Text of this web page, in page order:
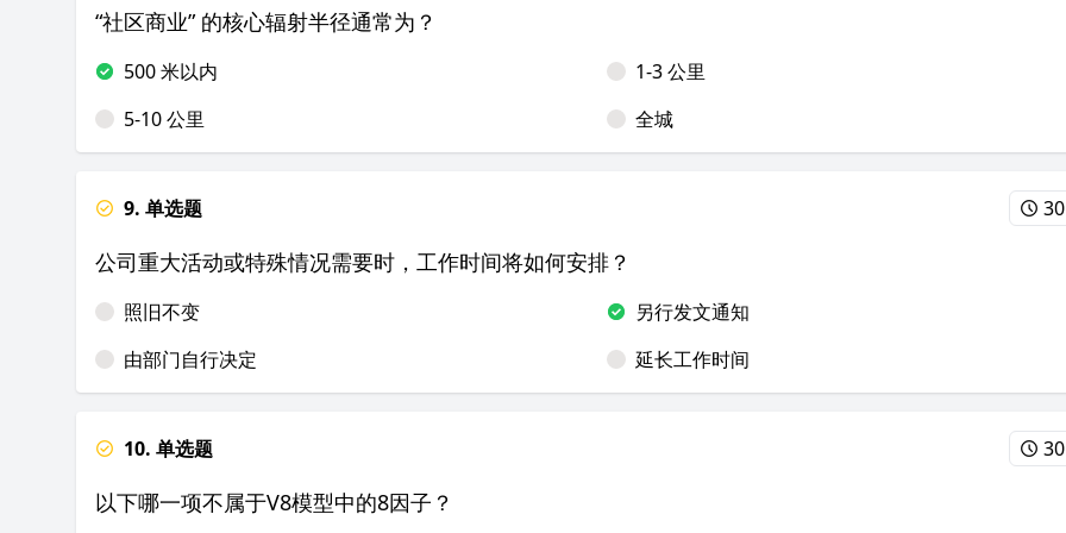
“社区商业” 的核心辐射半径通常为？
500 米以内
1-3 公里
5-10 公里
全城
9. 单选题
公司重大活动或特殊情况需要时，工作时间将如何安排？
照旧不变
另行发文通知
由部门自行决定
延长工作时间
10. 单选题
以下哪一项不属于V8模型中的8因子？